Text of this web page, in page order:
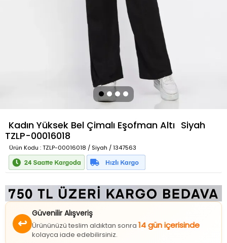
Kadın Yüksek Bel Çimalı Eşofman Altı Siyah
TZLP-00016018
Ürün Kodu : TZLP-00016018 / Siyah / 1347563
↩
Güvenilir Alışveriş
Ürününüzü teslim aldıktan sonra 14 gün içerisinde
kolayca iade edebilirsiniz.